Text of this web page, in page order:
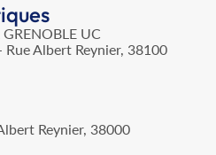
UC
Albert Reynier, 38100
Reynier, 38000